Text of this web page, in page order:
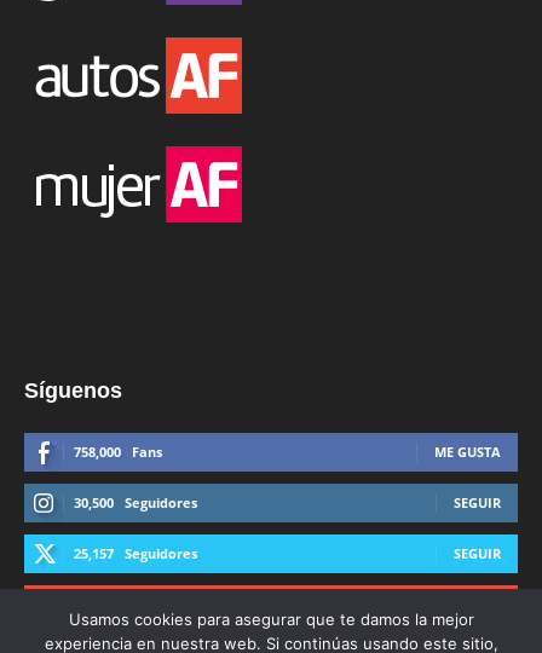
Síguenos
758,000 Fans ME GUSTA
30,500 Seguidores SEGUIR
25,157 Seguidores SEGUIR
Usamos cookies para asegurar que te damos la mejor
experiencia en nuestra web. Si continúas usando este sitio,